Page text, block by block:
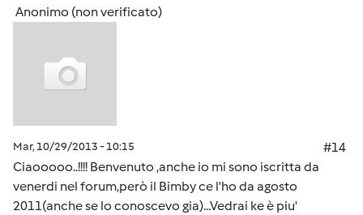
Anonimo (non verificato)
Mar, 10/29/2013 - 10:15
#14
Ciaooooo..!!!! Benvenuto ,anche io mi sono iscritta da
venerdi nel forum,però il Bimby ce l'ho da agosto
2011(anche se lo conoscevo gia)...Vedrai ke è piu'